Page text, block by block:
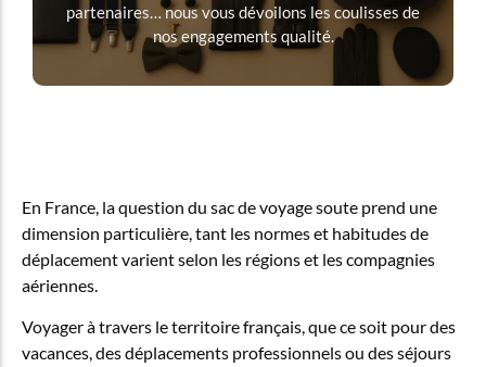
partenaires… nous vous dévoilons les coulisses de
nos engagements qualité.
En France, la question du sac de voyage soute prend une
dimension particulière, tant les normes et habitudes de
déplacement varient selon les régions et les compagnies
aériennes.
Voyager à travers le territoire français, que ce soit pour des
vacances, des déplacements professionnels ou des séjours